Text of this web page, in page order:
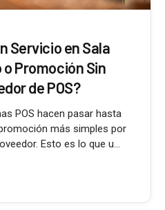
Servicio en Sala
Promoción Sin
de POS?
POS hacen pasar hasta
más simples por
Esto es lo que u...